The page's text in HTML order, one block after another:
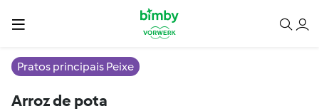
Pratos principais Peixe
Arroz de pota